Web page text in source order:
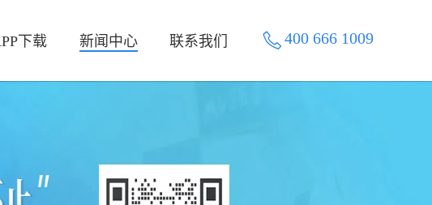
下载 新闻中心 联系我们 400 666 1009